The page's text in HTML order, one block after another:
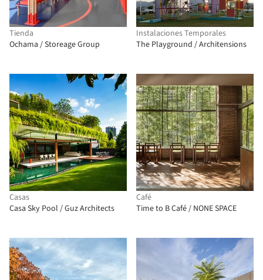
Tienda
Ochama / Storeage Group
Instalaciones Temporales
The Playground / Architensions
Casas
Casa Sky Pool / Guz Architects
Café
Time to B Café / NONE SPACE